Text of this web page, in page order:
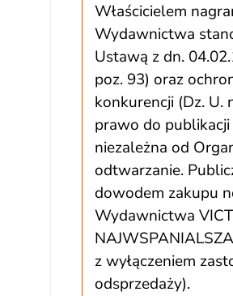
Właścicielem
Wydawnictwa
Ustawą z dn.
poz. 93) oraz
konkurencji (Dz. U.
prawo do
niezależna od
odtwarzanie.
dowodem zakupu
Wydawnictwa
z wyłączeniem
odsprzedaży).